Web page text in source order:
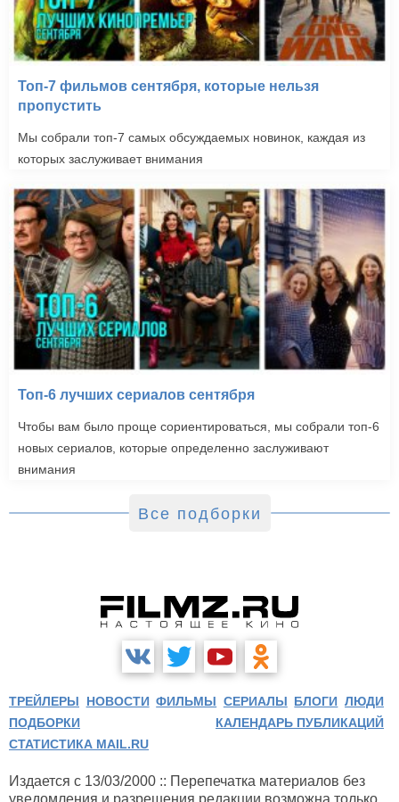
Топ-7 фильмов сентября, которые нельзя
пропустить
Мы собрали топ-7 самых обсуждаемых новинок, каждая из
которых заслуживает внимания
Топ-6 лучших сериалов сентября
Чтобы вам было проще сориентироваться, мы собрали топ-6
новых сериалов, которые определенно заслуживают
внимания
Все подборки
ТРЕЙЛЕРЫ НОВОСТИ ФИЛЬМЫ СЕРИАЛЫ БЛОГИ ЛЮДИ
ПОДБОРКИ
КАЛЕНДАРЬ ПУБЛИКАЦИЙ
СТАТИСТИКА MAIL.RU
Издается с 13/03/2000 :: Перепечатка материалов без
уведомления и разрешения редакции возможна только